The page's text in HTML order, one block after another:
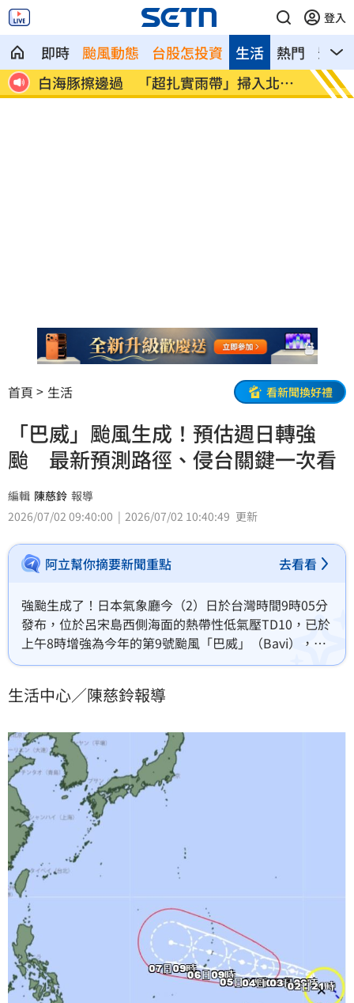
登入
即時 颱風動態 台股怎投資 熱門 影音
生活
白海豚擦邊過 「超扎實雨帶」掃入北台
灣
不住
首頁 生活 看新聞換好禮
「巴威」颱風生成！預估週日轉強
颱 最新預測路徑、侵台關鍵一次看
編輯 陳慈鈴 報導
2026/07/02 09:40:00
2026/07/02 10:40:49 更新
阿立幫你摘要新聞重點 去看看
強颱生成了！日本氣象廳今（2）日於台灣時間9時05分
發布，位於呂宋島西側海面的熱帶性低氣壓TD10，已於
上午8時增強為今年的第9號颱風「巴威」（Bavi），並
公布最新預測路徑。
生活中心／陳慈鈴報導